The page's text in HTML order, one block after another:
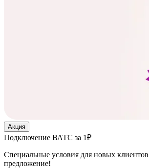
Акция
Подключение ВАТС за 1₽
Специальные условия для новых
предложение!